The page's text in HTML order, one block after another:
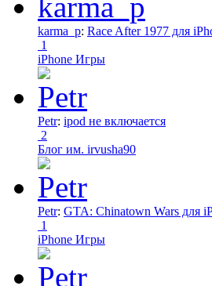
karma_p: Race After 1977 для
1
iPhone Игры
Petr: ipod не включается
2
Блог им. irvusha90
Petr: GTA: Chinatown Wars для
1
iPhone Игры